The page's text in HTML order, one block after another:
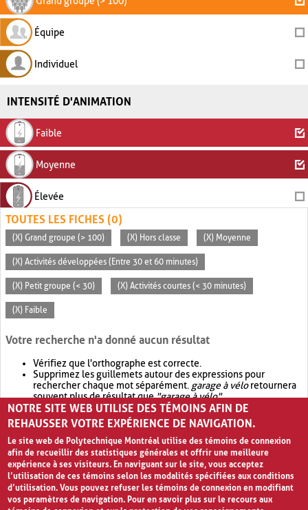
Équipe
Individuel
INTENSITÉ D'ANIMATION
Faible
Moyenne
Élevée
TOUTES LES FICHES (0)
(X) Grand groupe (> 100) (X) Hors classe (X) Moyenne
(X) Activités développées (Entre 30 et 60 minutes)
(X) Petit groupe (< 30) (X) Activités courtes (< 30 minutes)
(X) Faible
Votre recherche n'a donné aucun résultat
Vérifiez que l'orthographe est correcte.
Supprimez les guillemets autour des expressions pour
rechercher chaque mot séparément. garage à véloretournera
souvent plus de résultat que"garage à vélo".
Envisagez d'élargir votre recherche avec OR.garage OR vélo
retournera souvent plus de résultat quegarage à vélo
NOTRE SITE WEB UTILISE DES TÉMOINS AFIN DE
REHAUSSER VOTRE EXPÉRIENCE DE NAVIGATION.
Le site web de Polytechnique Montréal utilise des témoins de connexion
afin de recueillir des statistiques générales et offrir une meilleure
expérience à ses visiteurs. En naviguant sur le site, vous acceptez
l’utilisation de ces témoins selon les modalités spécifiées aux conditions
d’utilisation. Vous pouvez refuser les témoins de connexion en modifiant
vos paramètres de navigation. Pour en savoir plus sur le recours aux